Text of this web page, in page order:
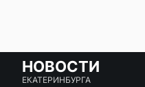
НОВОСТИ
ЕКАТЕРИНБУРГА